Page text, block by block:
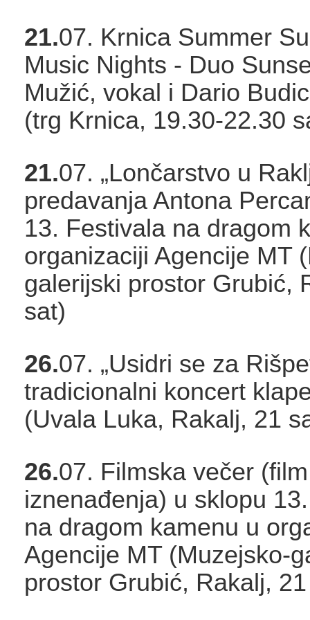
21.07. Krnica Summer
Music Nights - Duo
Mužić, vokal i Dario
(trg Krnica, 19.30-22.30
21.07. „Lončarstvo u
predavanja Antona
13. Festivala na dragom
organizaciji Agencije MT
galerijski prostor Grubić,
sat)
26.07. „Usidri se za
tradicionalni koncert
(Uvala Luka, Rakalj, 21
26.07. Filmska večer (film
iznenađenja) u sklopu
na dragom kamenu u
Agencije MT (Muzejsko-
prostor Grubić, Rakalj,